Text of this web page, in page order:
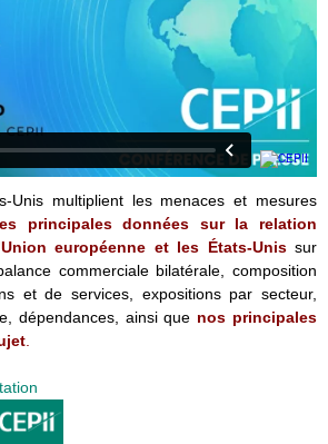
Unis multiplient les menaces et mesures
principales données sur la relation
européenne et les États-Unissur
commerciale bilatérale, composition
et de services, expositions par secteur,
dépendances, ainsi que nos principales